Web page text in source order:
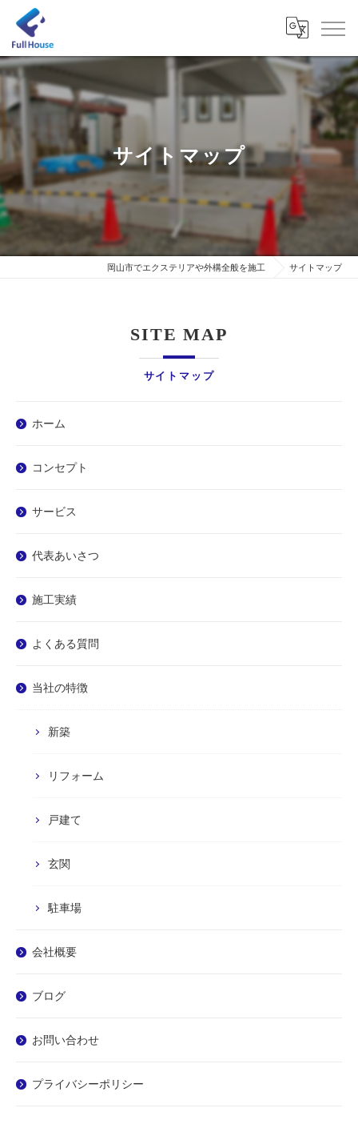
サイトマップ
岡山市でエクステリアや外構全般を施工 サイトマップ
サイトマップ
SITE MAP
ホーム
コンセプト
サービス
代表あいさつ
施工実績
よくある質問
当社の特徴
新築
リフォーム
戸建て
玄関
駐車場
会社概要
ブログ
お問い合わせ
プライバシーポリシー